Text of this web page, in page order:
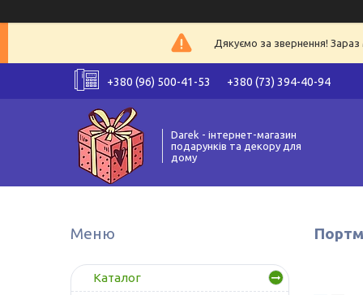
Дякуємо за звернення!
+380 (96) 500-41-53 +380 (73) 394-40-94
Darek - інтернет-магазин
подарунків та декору для
дому
Каталог